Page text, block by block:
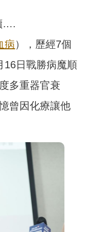
….
病），歷經7個
16日戰勝病魔順
多重器官衰
曾因化療讓他